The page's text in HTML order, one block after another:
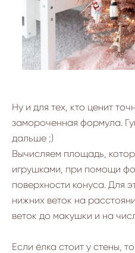
Ну и для тех, кто ценит
замороченная формула.
дальше ;)
Вычисляем площадь,
игрушками, при помощи
поверхности конуса. Для
нижних веток на
веток до макушки и на
Если ёлка стоит у стены,